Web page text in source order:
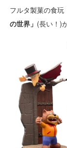
フルタ製菓の食玩
の世界」 (長い！)